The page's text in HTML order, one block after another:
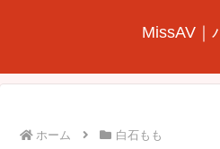
MissAV｜
ホーム 白石もも